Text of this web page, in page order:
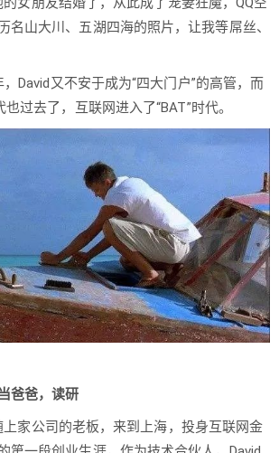
名山大川、五湖四海的照片，让我等屌丝、
David又不安于成为“四大门户”的高管，而
也过去了，互联网进入了“BAT”时代。
爸爸，读研
上家公司的老板，来到上海，投身互联网金